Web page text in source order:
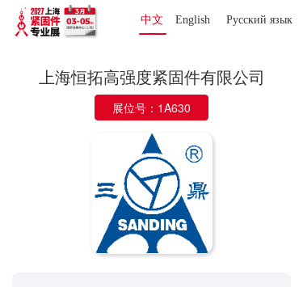
中文 English Русский язык
上海恒拓高强度紧固件有限公司
展位号：1A630